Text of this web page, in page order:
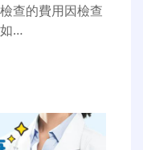
查的費用因檢查
…